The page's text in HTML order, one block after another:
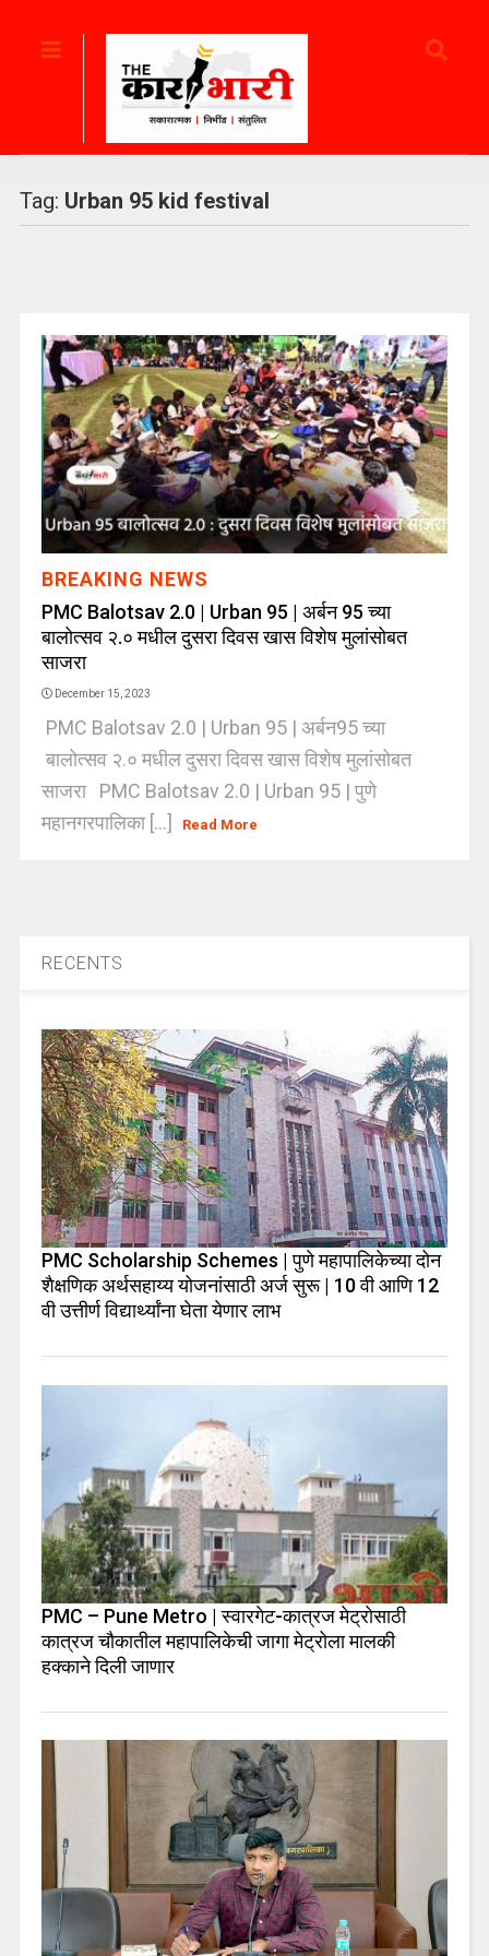
Tag: Urban 95 kid festival
BREAKING NEWS
PMC Balotsav 2.0 | Urban 95 | अर्बन 95 च्या
बालोत्सव २.० मधील दुसरा दिवस खास विशेष मुलांसोबत
साजरा
December 15, 2023
PMC Balotsav 2.0 | Urban 95 | अर्बन95 च्या
बालोत्सव २.० मधील दुसरा दिवस खास विशेष मुलांसोबत
साजरा PMC Balotsav 2.0 | Urban 95 | पुणे
महानगरपालिका [...]
Read More
RECENTS
PMC Scholarship Schemes | पुणे महापालिकेच्या दोन
शैक्षणिक अर्थसहाय्य योजनांसाठी अर्ज सुरू | 10 वी आणि 12
वी उत्तीर्ण विद्यार्थ्यांना घेता येणार लाभ
PMC – Pune Metro | स्वारगेट-कात्रज मेट्रोसाठी
कात्रज चौकातील महापालिकेची जागा मेट्रोला मालकी
हक्काने दिली जाणार